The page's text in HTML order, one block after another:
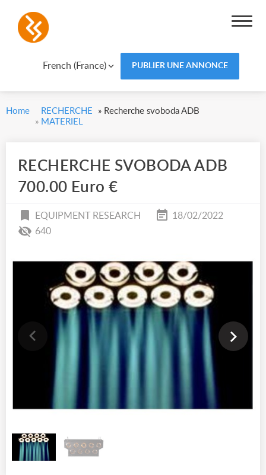
French (France) PUBLIER UNE ANNONCE
Home
»
RECHERCHE
MATERIEL
» Recherche svoboda ADB
RECHERCHE SVOBODA ADB
700.00 Euro €
EQUIPMENT RESEARCH
18/02/2022
640